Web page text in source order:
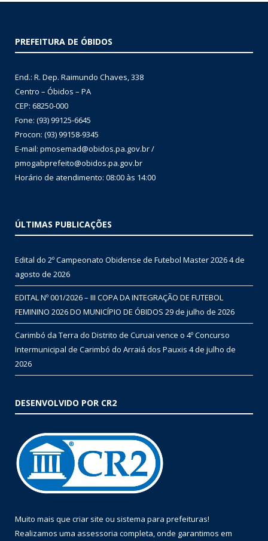
PREFEITURA DE ÓBIDOS
End.: R. Dep. Raimundo Chaves, 338
Centro – Óbidos – PA
CEP: 68250-000
Fone: (93) 99125-6645
Procon: (93) 99158-9345
E-mail: pmosemad@obidos.pa.gov.br /
pmogabprefeito@obidos.pa.gov.br
Horário de atendimento: 08:00 às 14:00
ÚLTIMAS PUBLICAÇÕES
Edital do 2º Campeonato Obidense de Futebol Master 20264 de
agosto de 2026
EDITAL Nº 001/2026 – III COPA DA INTEGRAÇÃO DE FUTEBOL
FEMININO 2026 DO MUNICÍPIO DE ÓBIDOS 29 de julho de 2026
Carimbó da Terra do Distrito de Curuai vence o 4º Concurso
Intermunicipal de Carimbó do Arraiá dos Pauxis 4 de julho de
2026
DESENVOLVIDO POR CR2
Muito mais que criar site ou sistema para prefeituras!
Realizamos uma assessoria completa, onde garantimos em